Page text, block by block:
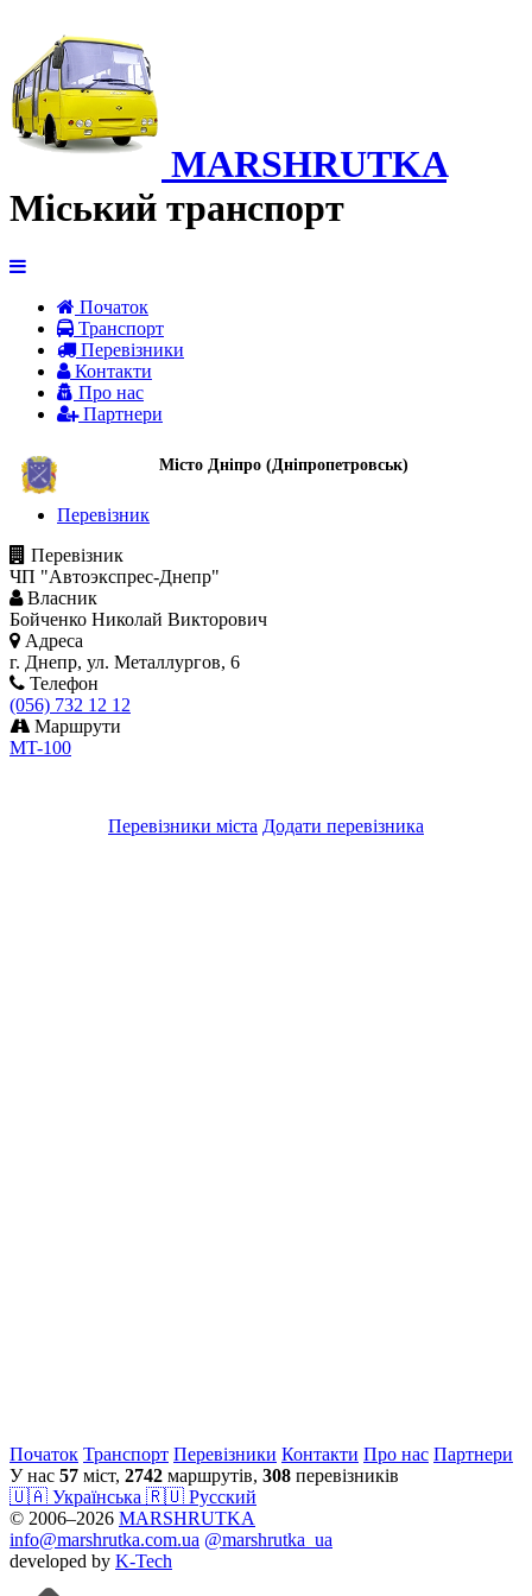
MARSHRUTKA
Міський транспорт
Початок
Транспорт
Перевiзники
Контакти
Про нас
Партнери
Місто Дніпро (Дніпропетровськ)
Перевізник
Перевізник
ЧП "Автоэкспрес-Днепр"
Власник
Бойченко Николай Викторович
Адреса
г. Днепр, ул. Металлургов, 6
Телефон
(056) 732 12 12
Маршрути
MT-100
Перевізники міста Додати перевізника
Початок Транспорт Перевiзники Контакти Про нас Партнери
У нас 57 міст, 2742 маршрутів, 308 перевізників
🇺🇦 Українська 🇷🇺 Русский
© 2006–2026 MARSHRUTKA
info@marshrutka.com.ua @marshrutka_ua
developed by K-Tech